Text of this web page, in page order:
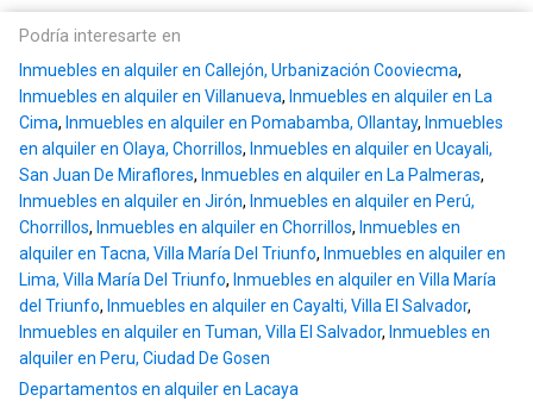
Podría interesarte en
Inmuebles en alquiler en Callejón, Urbanización Cooviecma,
Inmuebles en alquiler en Villanueva, Inmuebles en alquiler en La
Cima, Inmuebles en alquiler en Pomabamba, Ollantay, Inmuebles
en alquiler en Olaya, Chorrillos, Inmuebles en alquiler en Ucayali,
San Juan De Miraflores, Inmuebles en alquiler en La Palmeras,
Inmuebles en alquiler en Jirón, Inmuebles en alquiler en Perú,
Chorrillos, Inmuebles en alquiler en Chorrillos, Inmuebles en
alquiler en Tacna, Villa María Del Triunfo, Inmuebles en alquiler en
Lima, Villa María Del Triunfo, Inmuebles en alquiler en Villa María
del Triunfo, Inmuebles en alquiler en Cayalti, Villa El Salvador,
Inmuebles en alquiler en Tuman, Villa El Salvador, Inmuebles en
alquiler en Peru, Ciudad De Gosen
Departamentos en alquiler en Lacaya